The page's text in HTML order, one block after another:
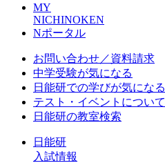
MY
NICHINOKEN
Nポータル
お問い合わせ／資料請求
中学受験が気になる
日能研での学びが気になる
テスト・イベントについて
日能研の教室検索
日能研
入試情報